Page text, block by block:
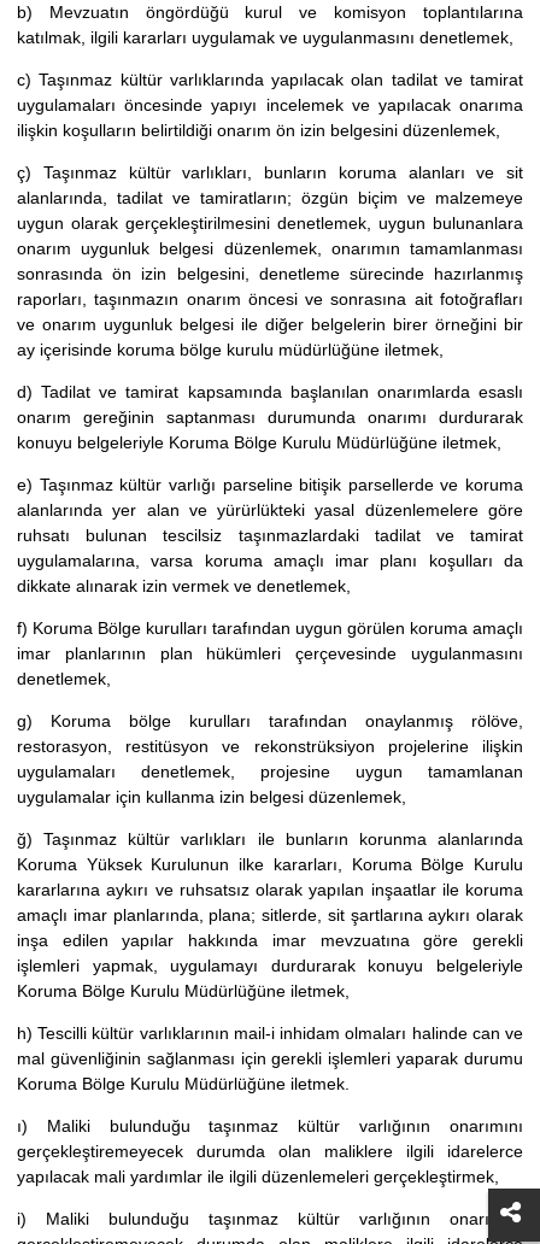
b) Mevzuatın öngördüğü kurul ve komisyon toplantılarına
katılmak, ilgili kararları uygulamak ve uygulanmasını denetlemek,
c) Taşınmaz kültür varlıklarında yapılacak olan tadilat ve tamirat
uygulamaları öncesinde yapıyı incelemek ve yapılacak onarıma
ilişkin koşulların belirtildiği onarım ön izin belgesini düzenlemek,
ç) Taşınmaz kültür varlıkları, bunların koruma alanları ve sit
alanlarında, tadilat ve tamiratların; özgün biçim ve malzemeye
uygun olarak gerçekleştirilmesini denetlemek, uygun bulunanlara
onarım uygunluk belgesi düzenlemek, onarımın tamamlanması
sonrasında ön izin belgesini, denetleme sürecinde hazırlanmış
raporları, taşınmazın onarım öncesi ve sonrasına ait fotoğrafları
ve onarım uygunluk belgesi ile diğer belgelerin birer örneğini bir
ay içerisinde koruma bölge kurulu müdürlüğüne iletmek,
d) Tadilat ve tamirat kapsamında başlanılan onarımlarda esaslı
onarım gereğinin saptanması durumunda onarımı durdurarak
konuyu belgeleriyle Koruma Bölge Kurulu Müdürlüğüne iletmek,
e) Taşınmaz kültür varlığı parseline bitişik parsellerde ve koruma
alanlarında yer alan ve yürürlükteki yasal düzenlemelere göre
ruhsatı bulunan tescilsiz taşınmazlardaki tadilat ve tamirat
uygulamalarına, varsa koruma amaçlı imar planı koşulları da
dikkate alınarak izin vermek ve denetlemek,
f) Koruma Bölge kurulları tarafından uygun görülen koruma amaçlı
imar planlarının plan hükümleri çerçevesinde uygulanmasını
denetlemek,
g) Koruma bölge kurulları tarafından onaylanmış rölöve,
restorasyon, restitüsyon ve rekonstrüksiyon projelerine ilişkin
uygulamaları denetlemek, projesine uygun tamamlanan
uygulamalar için kullanma izin belgesi düzenlemek,
ğ) Taşınmaz kültür varlıkları ile bunların korunma alanlarında
Koruma Yüksek Kurulunun ilke kararları, Koruma Bölge Kurulu
kararlarına aykırı ve ruhsatsız olarak yapılan inşaatlar ile koruma
amaçlı imar planlarında, plana; sitlerde, sit şartlarına aykırı olarak
inşa edilen yapılar hakkında imar mevzuatına göre gerekli
işlemleri yapmak, uygulamayı durdurarak konuyu belgeleriyle
Koruma Bölge Kurulu Müdürlüğüne iletmek,
h) Tescilli kültür varlıklarının mail-i inhidam olmaları halinde can ve
mal güvenliğinin sağlanması için gerekli işlemleri yaparak durumu
Koruma Bölge Kurulu Müdürlüğüne iletmek.
ı) Maliki bulunduğu taşınmaz kültür varlığının onarımını
gerçekleştiremeyecek durumda olan maliklere ilgili idarelerce
yapılacak mali yardımlar ile ilgili düzenlemeleri gerçekleştirmek,
i) Maliki bulunduğu taşınmaz kültür varlığının onarımını